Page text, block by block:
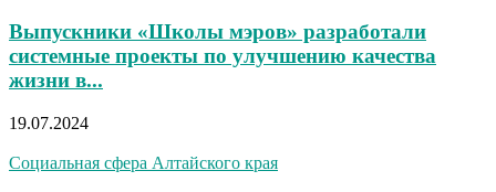
Выпускники «Школы мэров» разработали
системные проекты по улучшению качества
жизни в...
19.07.2024
Социальная сфера Алтайского края